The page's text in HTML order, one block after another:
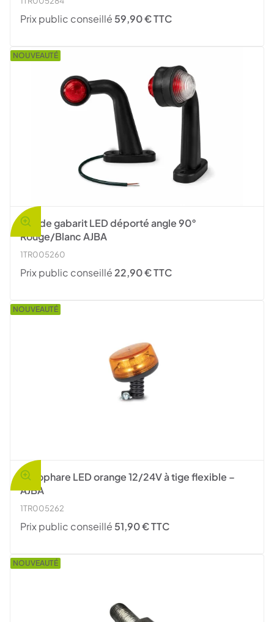
Prix public conseillé 59,90 € TTC
Feu de gabarit LED déporté angle 90°
Rouge/Blanc AJBA
1TR005260
Prix public conseillé 22,90 € TTC
NOUVEAUTÉ
Gyrophare LED orange 12/24V à tige flexible –
AJBA
1TR005262
Prix public conseillé 51,90 € TTC
NOUVEAUTÉ
NOUVEAUTÉ